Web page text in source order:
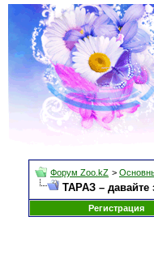
Форум Zoo.kZ >
ТАРАЗ – давайте
Регистрация